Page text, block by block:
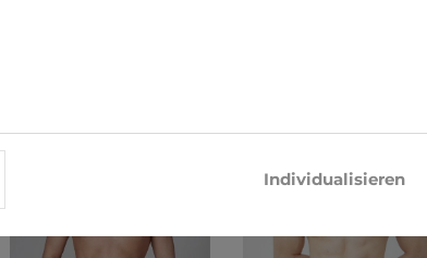
Individualisieren